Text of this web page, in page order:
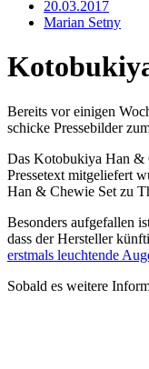
20.03.2017
Marian Setny
Bereits vor einigen
schicke Pressebilder
Das Kotobukiya Han &
Pressetext mitgeliefert
Han & Chewie Set zu
Besonders aufgefallen
dass der Hersteller
erstmals leuchtende
Sobald es weitere